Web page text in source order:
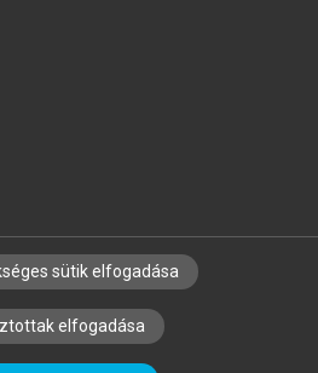
KÖNYVTÁROSOKNAK
LEKTORÁLÁSI ALAPELVEK
sütik elfogadása
elfogadása